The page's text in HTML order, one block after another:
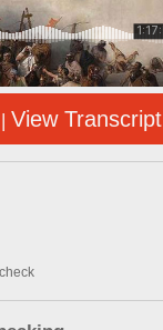
| View Transcript